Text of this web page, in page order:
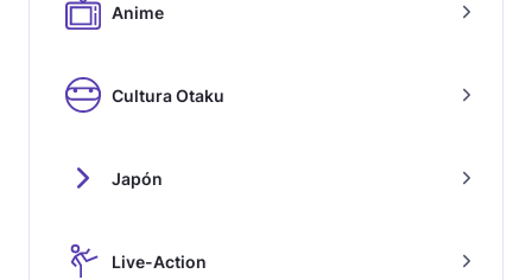
Anime
Cultura Otaku
Japón
Live-Action